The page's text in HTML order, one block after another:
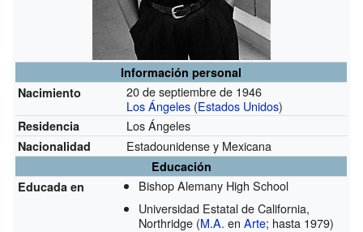
Información personal
Nacimiento
20 de septiembre de 1946
Los Ángeles (Estados Unidos)
Residencia Los Ángeles
Nacionalidad Estadounidense y Mexicana
Educación
Educada en
Bishop Alemany High School
Universidad Estatal de California,
Northridge (M.A. en Arte; hasta 1979)